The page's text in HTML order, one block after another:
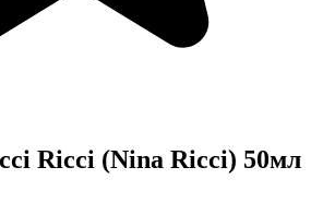
Ricci (Nina Ricci) 50мл